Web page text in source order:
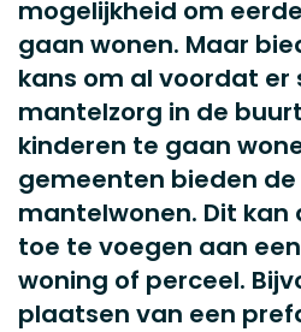
mogelijkheid om
gaan wonen. Maar
kans om al voordat er
mantelzorg in de
kinderen te gaan
gemeenten bieden
mantelwonen. Dit kan
toe te voegen aan
woning of perceel.
plaatsen van een